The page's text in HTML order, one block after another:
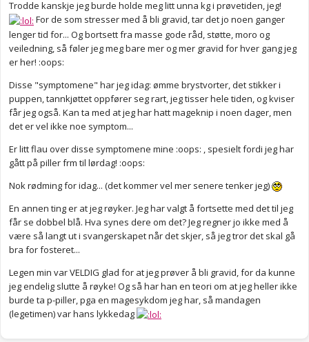
Trodde kanskje jeg burde holde meg litt unna kg i prøvetiden, jeg!
For de som stresser med å bli gravid, tar det jo noen ganger
lenger tid for... Og bortsett fra masse gode råd, støtte, moro og
veiledning, så føler jeg meg bare mer og mer gravid for hver gang jeg
er her! :oops:
Disse "symptomene" har jeg idag: ømme brystvorter, det stikker i
puppen, tannkjøttet oppfører seg rart, jeg tisser hele tiden, og kviser
får jeg også. Kan ta med at jeg har hatt mageknip i noen dager, men
det er vel ikke noe symptom...
Er litt flau over disse symptomene mine :oops: , spesielt fordi jeg har
gått på piller frm til lørdag! :oops:
Nok rødming for idag... (det kommer vel mer senere tenker jeg)
En annen ting er at jeg røyker. Jeg har valgt å fortsette med det til jeg
får se dobbel blå. Hva synes dere om det? Jeg regner jo ikke med å
være så langt ut i svangerskapet når det skjer, så jeg tror det skal gå
bra for fosteret...
Legen min var VELDIG glad for at jeg prøver å bli gravid, for da kunne
jeg endelig slutte å røyke! Og så har han en teori om at jeg heller ikke
burde ta p-piller, pga en magesykdom jeg har, så mandagen
(legetimen) var hans lykkedag